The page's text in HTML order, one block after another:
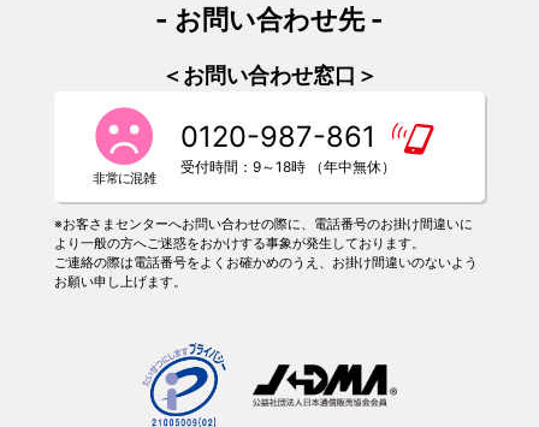
- お問い合わせ先 -
＜お問い合わせ窓口＞
0120-987-861
受付時間：9～18時 （年中無休）
※お客さまセンターへお問い合わせの際に、電話番号のお掛け間違いに
より一般の方へご迷惑をおかけする事象が発生しております。
ご連絡の際は電話番号をよくお確かめのうえ、お掛け間違いのないよう
お願い申し上げます。